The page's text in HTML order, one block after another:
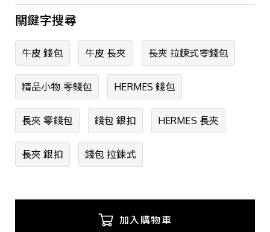
關鍵字搜尋
牛皮 錢包 牛皮 長夾 長夾 拉鍊式零錢包
精品小物 零錢包 HERMES 錢包
長夾 零錢包 錢包 銀扣 HERMES 長夾
長夾 銀扣 錢包 拉鍊式
加入購物車